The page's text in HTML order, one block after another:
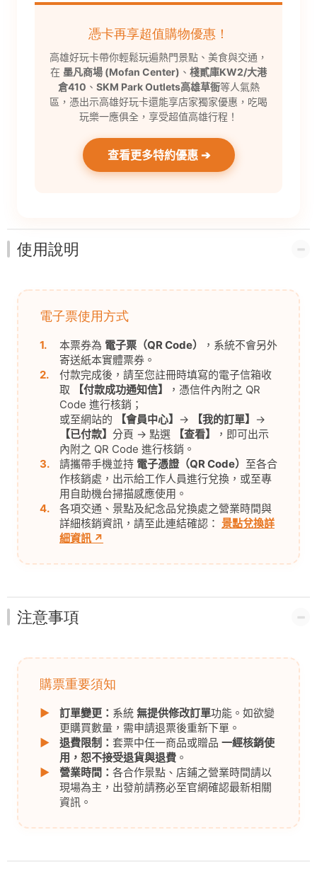
憑卡再享超值購物優惠！
高雄好玩卡帶你輕鬆玩遍熱門景點、美食與交通，
在 墨凡商場 (Mofan Center) 、 棧貳庫KW2/大港
倉410 、 SKM Park Outlets高雄草衙等人氣熱
區，憑出示高雄好玩卡還能享店家獨家優惠，吃喝
玩樂一應俱全，享受超值高雄行程！
查看更多特約優惠 ➔
使用說明
電子票使用方式
1. 本票券為 電子票（QR Code）
，系統不會另外
寄送紙本實體票券。
2.
付款完成後，請至您註冊時填寫的電子信箱收
取
【付款成功通知信】
，憑信件內附之 QR
Code 進行核銷；
或至網站的
【會員中心】 → 【我的訂單】
→
【已付款】 分頁 → 點選 【查看】
，即可出示
內附之 QR Code 進行核銷。
3.
請攜帶手機並持 電子憑證（QR Code） 至各合
作核銷處，出示給工作人員進行兌換，或至專
用自助機台掃描感應使用。
4.
各項交通、景點及紀念品兌換處之營業時間與
詳細核銷資訊，請至此連結確認： 景點兌換詳
細資訊 ↗
注意事項
購票重要須知
▶ 訂單變更： 系統 無提供修改訂單功能。如欲變
更購買數量，需申請退票後重新下單。
▶
退費限制： 套票中任一商品或贈品 一經核銷使
用，恕不接受退貨與退費 。
▶
營業時間： 各合作景點、店鋪之營業時間請以
現場為主，出發前請務必至官網確認最新相關
資訊。